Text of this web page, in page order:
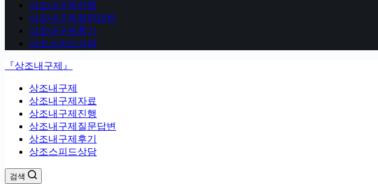
상조내구제진행
상조내구제질문답변
상조내구제후기
상조스피드상담
『상조내구제』
상조내구제
상조내구제자료
상조내구제진행
상조내구제질문답변
상조내구제후기
상조스피드상담
검색